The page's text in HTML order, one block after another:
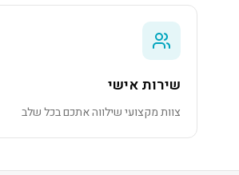
שירות אישי
צוות מקצועי שילווה אתכם בכל שלב